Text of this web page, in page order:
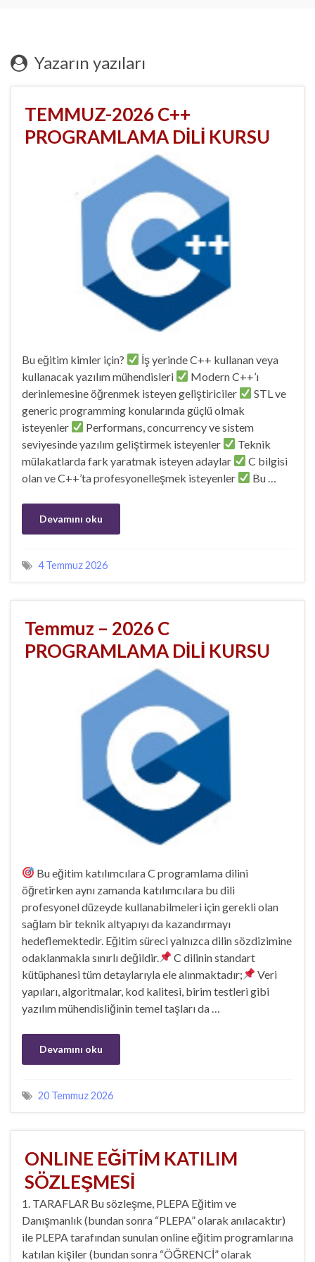
Yazarın yazıları
TEMMUZ-2026 C++
PROGRAMLAMA DİLİ KURSU
Bu eğitim kimler için?
İş yerinde C++ kullanan veya
kullanacak yazılım mühendisleri
Modern C++’ı
derinlemesine öğrenmek isteyen geliştiriciler
STL ve
generic programming konularında güçlü olmak
isteyenler
Performans, concurrency ve sistem
seviyesinde yazılım geliştirmek isteyenler
Teknik
mülakatlarda fark yaratmak isteyen adaylar
C bilgisi
olan ve C++’ta profesyonelleşmek isteyenler
Bu …
Devamını oku
4 Temmuz 2026
Temmuz – 2026 C
PROGRAMLAMA DİLİ KURSU
Bu eğitim katılımcılara C programlama dilini
öğretirken aynı zamanda katılımcılara bu dili
profesyonel düzeyde kullanabilmeleri için gerekli olan
sağlam bir teknik altyapıyı da kazandırmayı
hedeflemektedir. Eğitim süreci yalnızca dilin sözdizimine
odaklanmakla sınırlı değildir.
C dilinin standart
kütüphanesi tüm detaylarıyla ele alınmaktadır;
Veri
yapıları, algoritmalar, kod kalitesi, birim testleri gibi
yazılım mühendisliğinin temel taşları da …
Devamını oku
20 Temmuz 2026
ONLINE EĞİTİM KATILIM
SÖZLEŞMESİ
1. TARAFLAR Bu sözleşme, PLEPA Eğitim ve
Danışmanlık (bundan sonra “PLEPA” olarak anılacaktır)
ile PLEPA tarafından sunulan online eğitim programlarına
katılan kişiler (bundan sonra “ÖĞRENCİ” olarak